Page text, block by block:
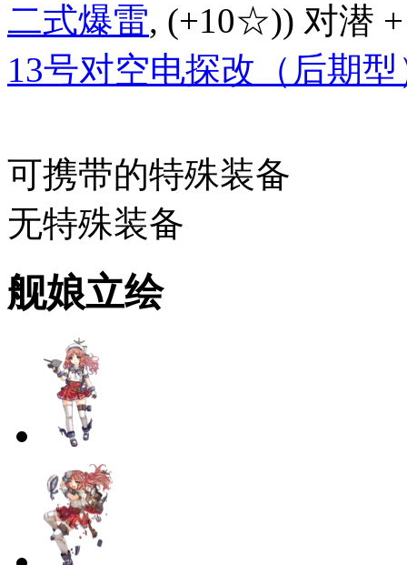
二式爆雷, (+10☆)) 对潜
13号对空电探改（后期型
可携带的特殊装备
无特殊装备
舰娘立绘